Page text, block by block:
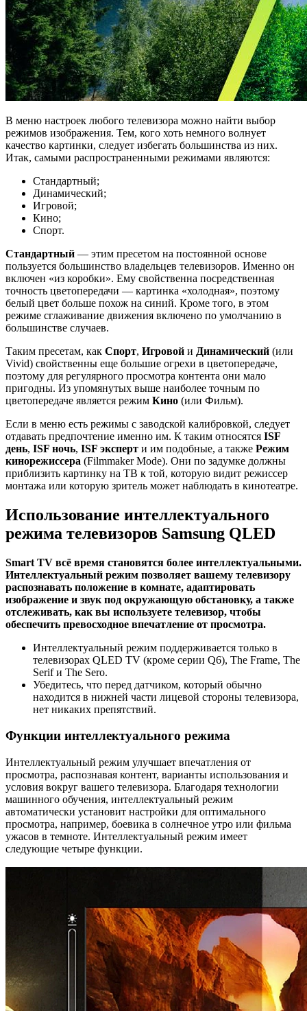
В меню настроек любого телевизора можно найти выбор
режимов изображения. Тем, кого хоть немного волнует
качество картинки, следует избегать большинства из них.
Итак, самыми распространенными режимами являются:
Стандартный;
Динамический;
Игровой;
Кино;
Спорт.
Стандартный — этим пресетом на постоянной основе
пользуется большинство владельцев телевизоров. Именно он
включен «из коробки». Ему свойственна посредственная
точность цветопередачи — картинка «холодная», поэтому
белый цвет больше похож на синий. Кроме того, в этом
режиме сглаживание движения включено по умолчанию в
большинстве случаев.
Таким пресетам, как Спорт, Игровой и Динамический (или
Vivid) свойственны еще большие огрехи в цветопередаче,
поэтому для регулярного просмотра контента они мало
пригодны. Из упомянутых выше наиболее точным по
цветопередаче является режим Кино (или Фильм).
Если в меню есть режимы с заводской калибровкой, следует
отдавать предпочтение именно им. К таким относятся ISF
день, ISF ночь, ISF эксперт и им подобные, а также Режим
кинорежиссера (Filmmaker Mode). Они по задумке должны
приблизить картинку на ТВ к той, которую видит режиссер
монтажа или которую зритель может наблюдать в кинотеатре.
Использование интеллектуального
режима телевизоров Samsung QLED
Smart TV всё время становятся более интеллектуальными.
Интеллектуальный режим позволяет вашему телевизору
распознавать положение в комнате, адаптировать
изображение и звук под окружающую обстановку, а также
отслеживать, как вы используете телевизор, чтобы
обеспечить превосходное впечатление от просмотра.
Интеллектуальный режим поддерживается только в
телевизорах QLED TV (кроме серии Q6), The Frame, The
Serif и The Sero.
Убедитесь, что перед датчиком, который обычно
находится в нижней части лицевой стороны телевизора,
нет никаких препятствий.
Функции интеллектуального режима
Интеллектуальный режим улучшает впечатления от
просмотра, распознавая контент, варианты использования и
условия вокруг вашего телевизора. Благодаря технологии
машинного обучения, интеллектуальный режим
автоматически установит настройки для оптимального
просмотра, например, боевика в солнечное утро или фильма
ужасов в темноте. Интеллектуальный режим имеет
следующие четыре функции.